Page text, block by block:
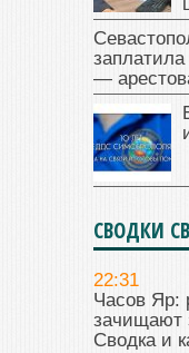
—
СВОДКИ
22:31
Часов Яр:
зачищают
Сводка и